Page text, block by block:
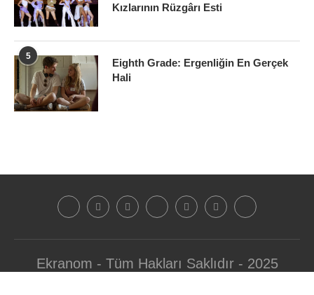
Kızlarının Rüzgârı Esti
5
Eighth Grade: Ergenliğin En Gerçek
Hali
Ekranom - Tüm Hakları Saklıdır - 2025